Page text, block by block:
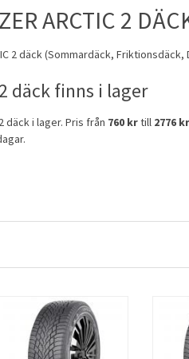
ARCTIC 2
2 däck (Sommardäck, Friktionsdäck,
2 däck finns i lager
2 däck i lager. Pris från 760 krtill 2776 kr